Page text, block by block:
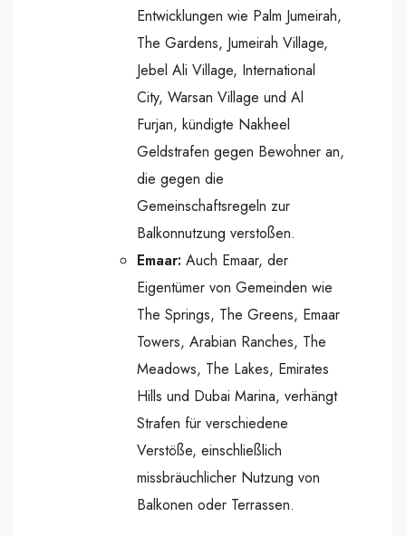
Entwicklungen wie Palm Jumeirah,
The Gardens, Jumeirah Village,
Jebel Ali Village, International
City, Warsan Village und Al
Furjan, kündigte Nakheel
Geldstrafen gegen Bewohner an,
die gegen die
Gemeinschaftsregeln zur
Balkonnutzung verstoßen.
Emaar: Auch Emaar, der
Eigentümer von Gemeinden wie
The Springs, The Greens, Emaar
Towers, Arabian Ranches, The
Meadows, The Lakes, Emirates
Hills und Dubai Marina, verhängt
Strafen für verschiedene
Verstöße, einschließlich
missbräuchlicher Nutzung von
Balkonen oder Terrassen.